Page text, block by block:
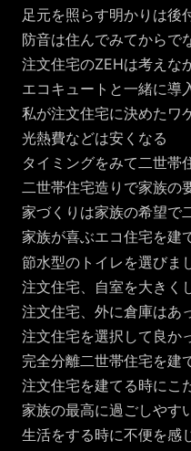
足元を照らす明かりは後
防音は住んでみてからで
注文住宅のZEHは考えな
エコキュートと一緒に導
私が注文住宅に決めたワ
光熱費などは安くなる
タイミングをみて二世帯
二世帯住宅造りで家族の
家づくりは家族の希望で
家族が喜ぶエコ住宅を建
節水型のトイレを選びま
注文住宅、自室を大きく
注文住宅、外に倉庫はあ
注文住宅を選択して良か
完全分離二世帯住宅を建
注文住宅を建てる時にこ
家族の最高に過ごしやす
生活をする時に不便を感